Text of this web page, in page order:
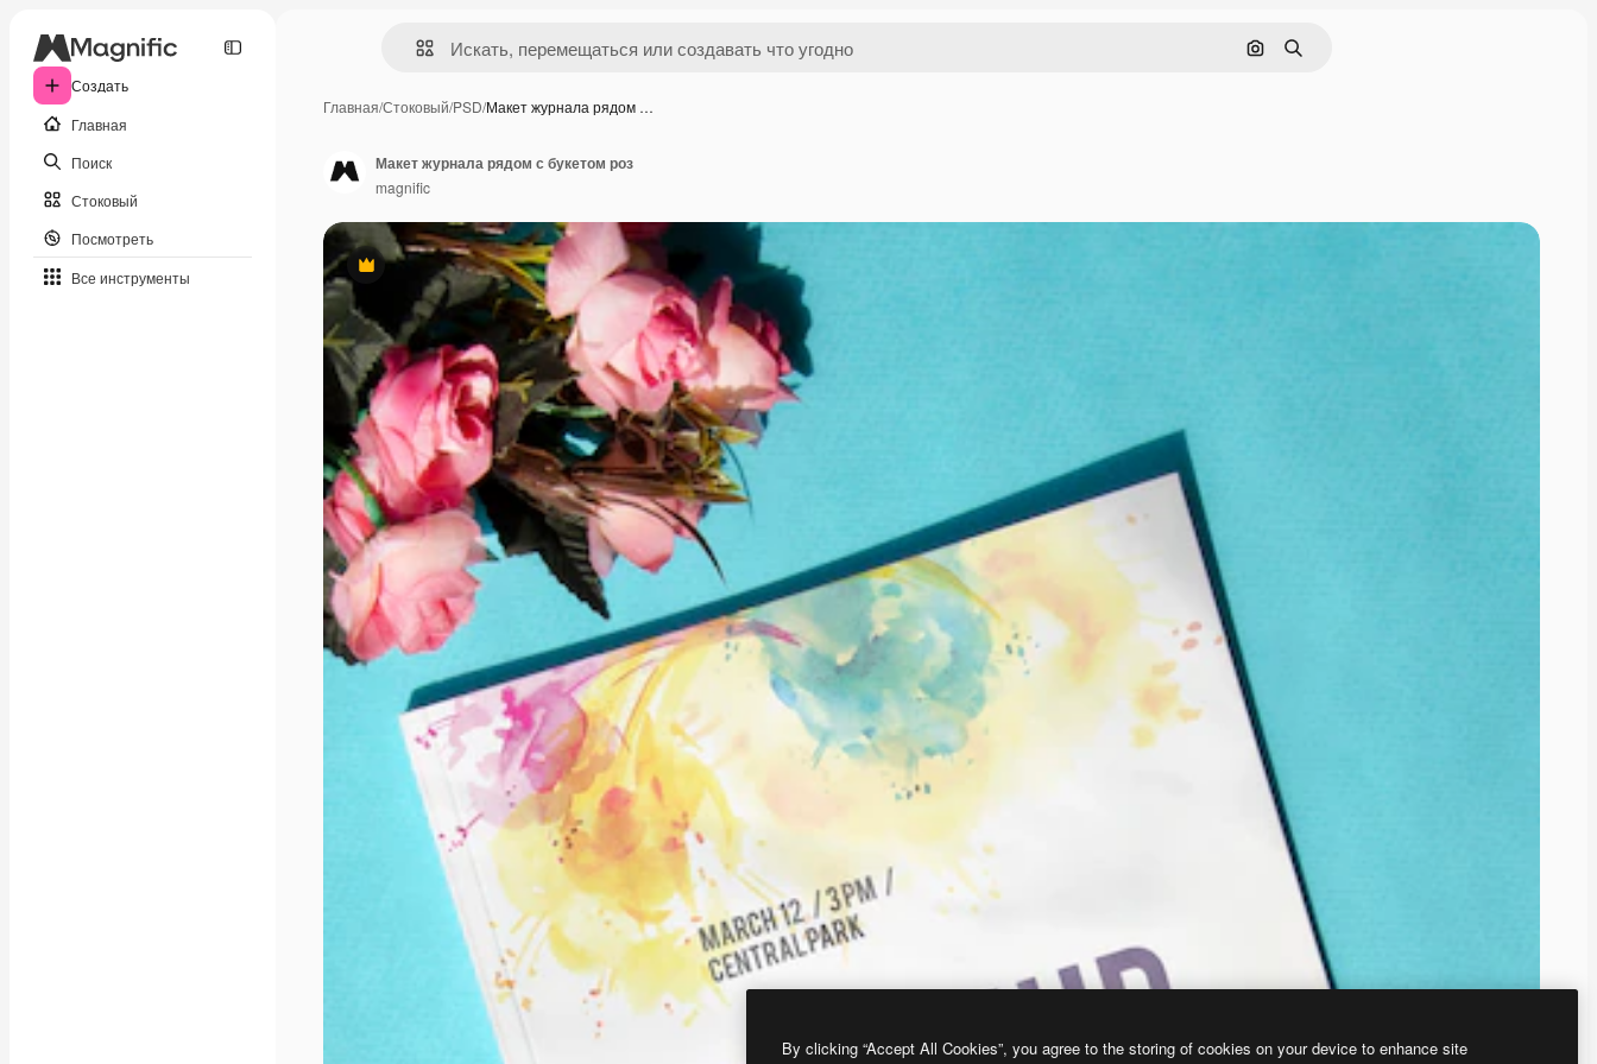
Создать
Главная
Поиск
Стоковый
Посмотреть
Все инструменты
Поиск по изображению
Поиск
Главная/Стоковый/PSD/Макет журнала рядом …
Премиум
Макет журнала рядом с букетом роз
magnific
By clicking “Accept All Cookies”, you agree to the storing of cookies on your device to enhance site